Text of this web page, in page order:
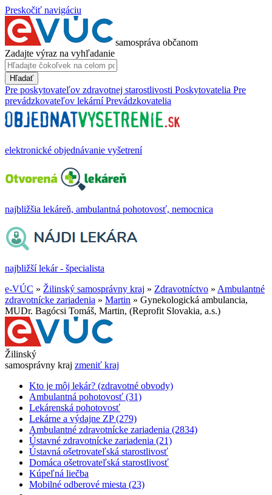
Preskočiť navigáciu
samospráva občanom
Zadajte výraz na vyhľadanie
Hľadať
Pre poskytovateľov zdravotnej starostlivosti Poskytovatelia Pre
prevádzkovateľov lekární Prevádzkovatelia
elektronické objednávanie vyšetrení
najbližšia lekáreň, ambulantná pohotovosť, nemocnica
najbližší lekár - špecialista
e-VÚC » Žilinský samosprávny kraj » Zdravotníctvo » Ambulantné
zdravotnícke zariadenia » Martin » Gynekologická ambulancia,
MUDr. Bagócsi Tomáš, Martin, (Reprofit Slovakia, a.s.)
Žilinský
samosprávny kraj zmeniť kraj
Kto je môj lekár? (zdravotné obvody)
Ambulantná pohotovosť (31)
Lekárenská pohotovosť
Lekárne a výdajne ZP (279)
Ambulantné zdravotnícke zariadenia (2834)
Ústavné zdravotnícke zariadenia (21)
Ústavná ošetrovateľská starostlivosť
Domáca ošetrovateľská starostlivosť
Kúpeľná liečba
Mobilné odberové miesta (23)